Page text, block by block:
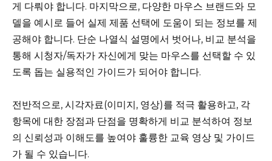
게 다뤄야 합니다. 마지막으로, 다양한 마우스 브랜드와 모
델을 예시로 들어 실제 제품 선택에 도움이 되는 정보를 제
공해야 합니다. 단순 나열식 설명에서 벗어나, 비교 분석을
통해 시청자/독자가 자신에게 맞는 마우스를 선택할 수 있
도록 돕는 실용적인 가이드가 되어야 합니다.
전반적으로, 시각자료(이미지, 영상)를 적극 활용하고, 각
항목에 대한 장점과 단점을 명확하게 비교 분석하여 정보
의 신뢰성과 이해도를 높여야 훌륭한 교육 영상 및 가이드
가 될 수 있습니다.